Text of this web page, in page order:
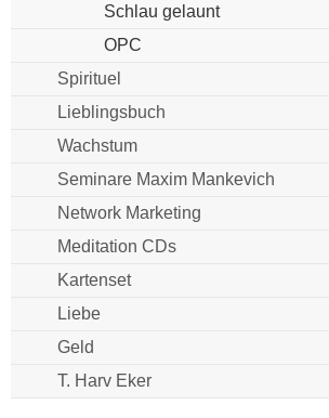
Schlau gelaunt
OPC
Spirituel
Lieblingsbuch
Wachstum
Seminare Maxim Mankevich
Network Marketing
Meditation CDs
Kartenset
Liebe
Geld
T. Harv Eker